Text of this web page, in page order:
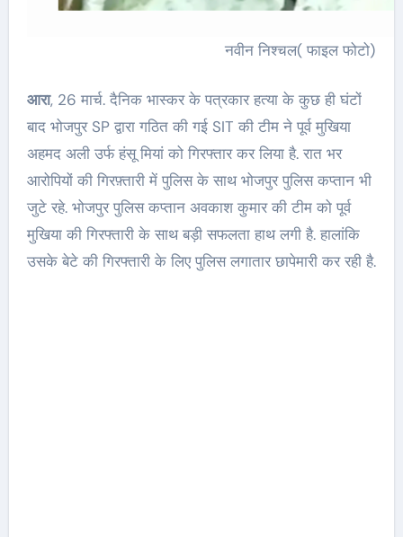
नवीन निश्चल( फाइल फोटो)
आरा, 26 मार्च. दैनिक भास्कर के पत्रकार हत्या के कुछ ही घंटों
बाद भोजपुर SP द्वारा गठित की गई SIT की टीम ने पूर्व मुखिया
अहमद अली उर्फ हंसू मियां को गिरफ्तार कर लिया है. रात भर
आरोपियों की गिरफ़्तारी में पुलिस के साथ भोजपुर पुलिस कप्तान भी
जुटे रहे. भोजपुर पुलिस कप्तान अवकाश कुमार की टीम को पूर्व
मुखिया की गिरफ्तारी के साथ बड़ी सफलता हाथ लगी है. हालांकि
उसके बेटे की गिरफ्तारी के लिए पुलिस लगातार छापेमारी कर रही है.